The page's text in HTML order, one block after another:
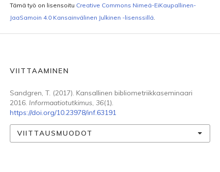
Tämä työ on lisensoitu Creative Commons Nimeä-EiKaupallinen-
JaaSamoin 4.0 Kansainvälinen Julkinen -lisenssillä
VIITTAAMINEN
Sandgren, T. (2017). Kansallinen bibliometriikkaseminaari
2016. Informaatiotutkimus, 36(1).
https://doi.org/10.23978/inf.63191
VIITTAUSMUODOT